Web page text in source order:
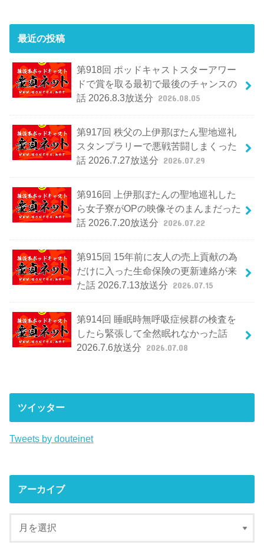
最近の投稿
第918回 ポッドキャストスターアワー
ドで賞を取る最初で最後のチャンスの
話 2026.8.3放送分 2026.08.05
第917回 秩父の上伊那ぼたん聖地巡礼
スタンプラリーで悪戦苦闘しまくった
話 2026.7.27放送分 2026.07.29
第916回 上伊那ぼたんの聖地巡礼した
ら女子寮がOPの映像そのまんまだった
話 2026.7.20放送分 2026.07.22
第915回 15年前に友人の売上貢献の為
だけに入った生命保険の更新連絡が来
た話 2026.7.13放送分 2026.07.15
第914回 睡眠時無呼吸症候群の検査を
したら緊張して全然眠れなかった話
2026.7.6放送分 2026.07.08
ツイッター
Tweets by douteinet
アーカイブ